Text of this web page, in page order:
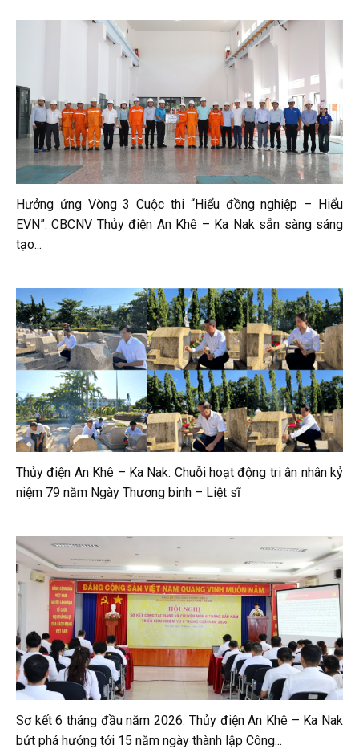
Hưởng ứng Vòng 3 Cuộc thi “Hiểu đồng nghiệp – Hiểu
EVN”: CBCNV Thủy điện An Khê – Ka Nak sẵn sàng sáng
tạo...
Thủy điện An Khê – Ka Nak: Chuỗi hoạt động tri ân nhân kỷ
niệm 79 năm Ngày Thương binh – Liệt sĩ
Sơ kết 6 tháng đầu năm 2026: Thủy điện An Khê – Ka Nak
bứt phá hướng tới 15 năm ngày thành lập Công...